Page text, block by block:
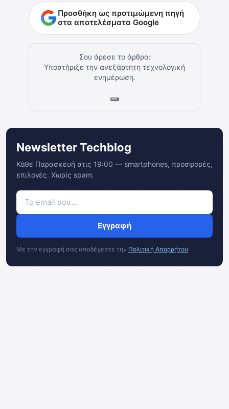
Προσθήκη ως προτιμώμενη πηγή
στα αποτελέσματα Google
Σου άρεσε το άρθρο;
Υποστήριξε την ανεξάρτητη τεχνολογική
ενημέρωση.
Newsletter Techblog
Κάθε Παρασκευή στις 19:00 — smartphones, προσφορές,
επιλογές. Χωρίς spam.
Εγγραφή
Με την εγγραφή σας αποδέχεστε την Πολιτική Απορρήτου.